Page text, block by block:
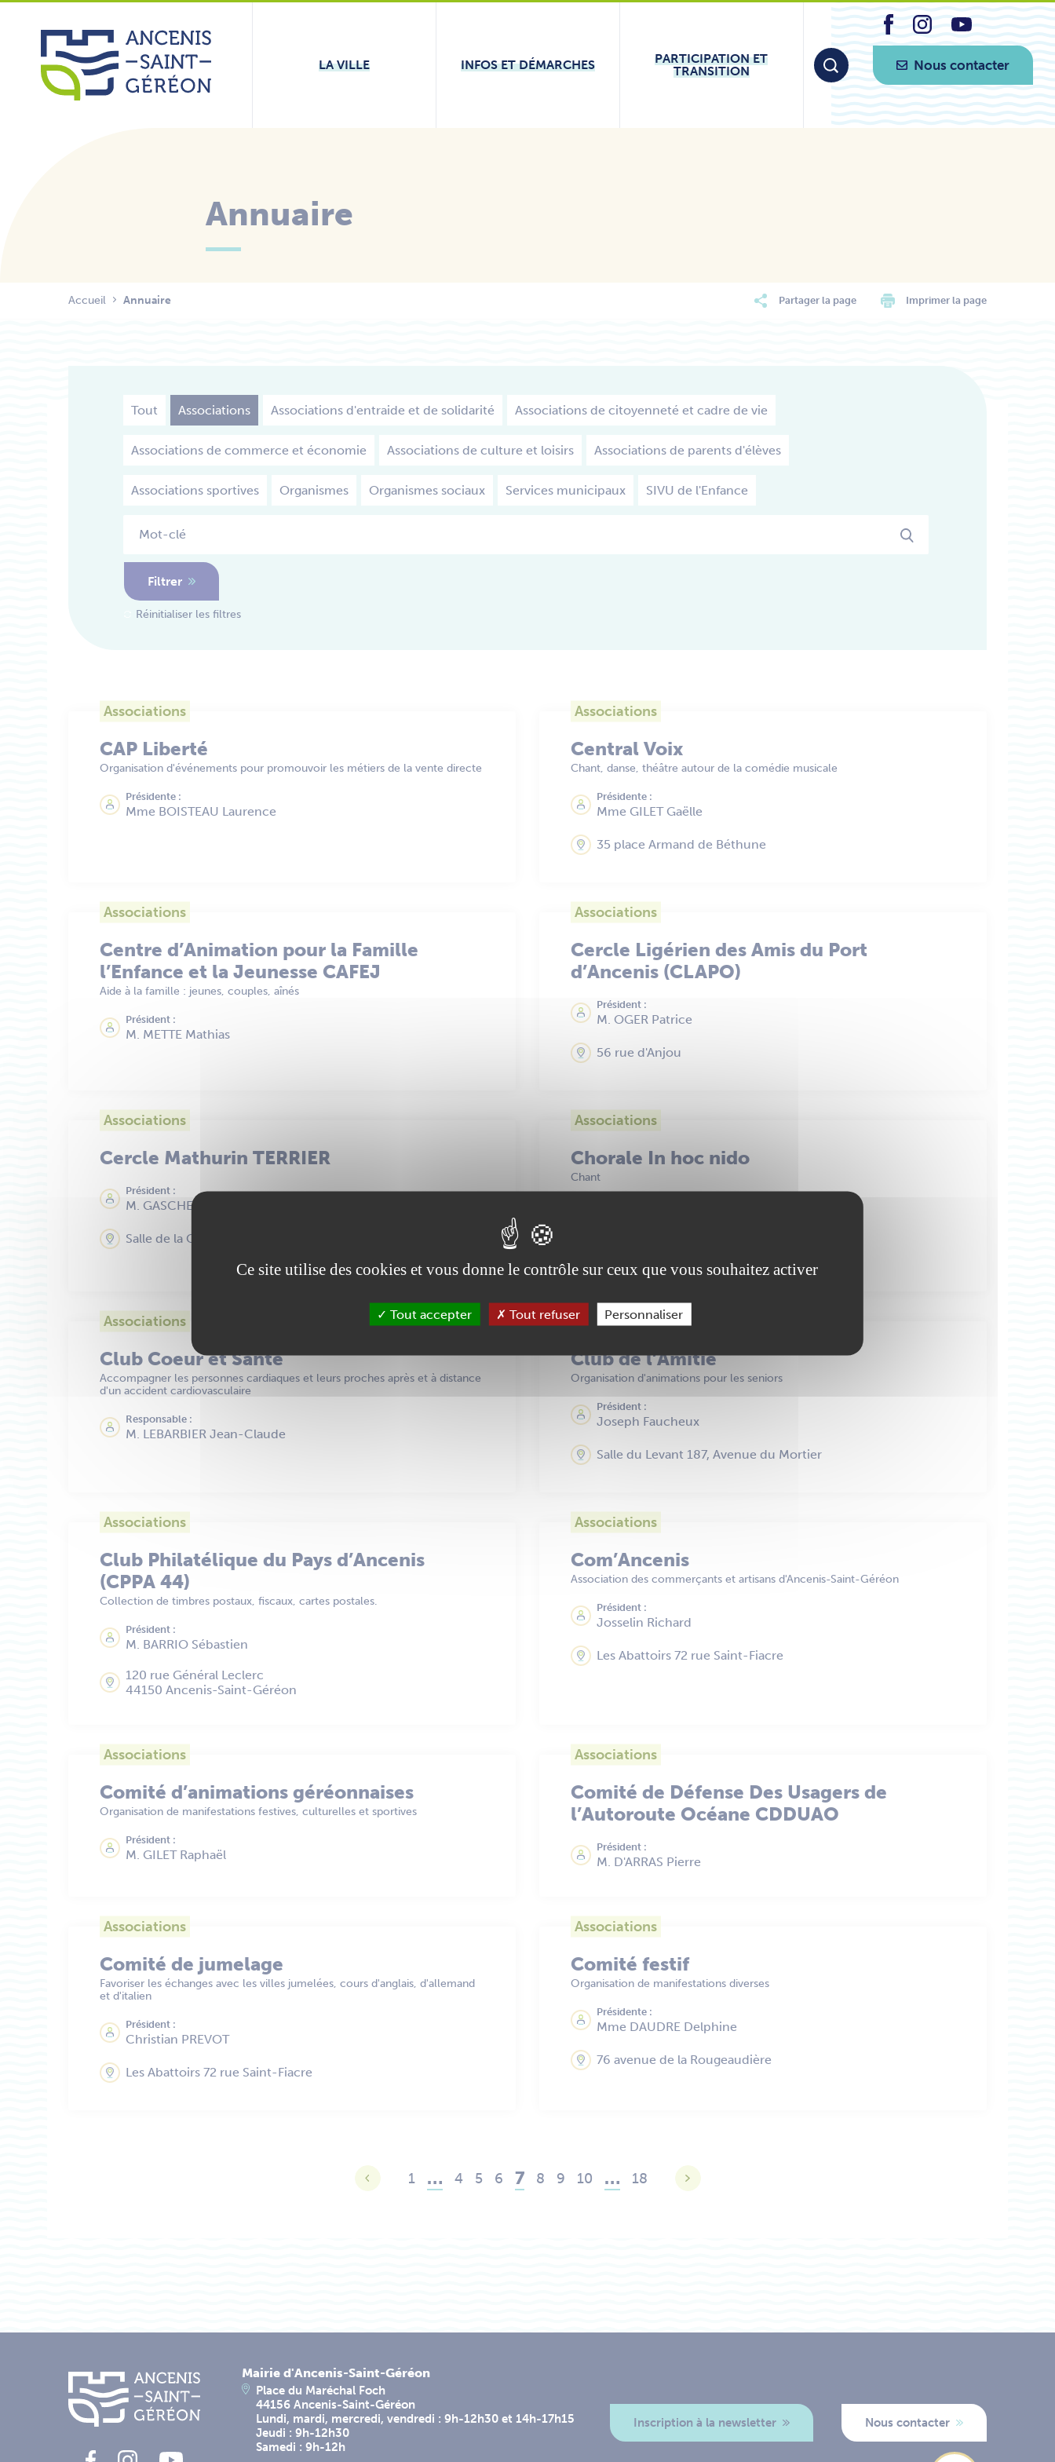
Aller
contenu
LA VILLE
INFOS ET DÉMARCHES
PARTICIPATION ET
TRANSITION
Nous contacter
Annuaire
Accueil Annuaire Partager la page Imprimer la page
Tout Associations Associations d'entraide et de solidarité Associations de citoyenneté et cadre de vie
Associations de commerce et économie Associations de culture et loisirs Associations de parents d'élèves
Associations sportives Organismes Organismes sociaux Services municipaux SIVU de l'Enfance
Filtrer
Réinitialiser les filtres
Associations
CAP Liberté
Organisation d'événements pour promouvoir les métiers de la vente directe
Présidente :
Mme BOISTEAU Laurence
Associations
Central Voix
Chant, danse, théâtre autour de la comédie musicale
Présidente :
Mme GILET Gaëlle
35 place Armand de Béthune
Associations
Centre d’Animation pour la Famille
l’Enfance et la Jeunesse CAFEJ
Aide à la famille : jeunes, couples, aînés
Président :
M. METTE Mathias
Associations
Cercle Ligérien des Amis du Port
d’Ancenis (CLAPO)
Président :
M. OGER Patrice
56 rue d'Anjou
Associations
Cercle Mathurin TERRIER
Président :
M. GASCHET Guy
Salle de la Corderie 62 rue Alexis Carrel
Associations
Chorale In hoc nido
Chant
Associations
Club Coeur et Santé
Accompagner les personnes cardiaques et leurs proches après et à distance
d'un accident cardiovasculaire
Responsable :
M. LEBARBIER Jean-Claude
Associations
Club de l’Amitié
Organisation d'animations pour les seniors
Président :
Joseph Faucheux
Salle du Levant 187, Avenue du Mortier
Associations
Club Philatélique du Pays d’Ancenis
(CPPA 44)
Collection de timbres postaux, fiscaux, cartes postales.
Président :
M. BARRIO Sébastien
120 rue Général Leclerc
44150 Ancenis-Saint-Géréon
Associations
Com’Ancenis
Association des commerçants et artisans d'Ancenis-Saint-Géréon
Président :
Josselin Richard
Les Abattoirs 72 rue Saint-Fiacre
Associations
Comité d’animations géréonnaises
Organisation de manifestations festives, culturelles et sportives
Président :
M. GILET Raphaël
Associations
Comité de Défense Des Usagers de
l’Autoroute Océane CDDUAO
Président :
M. D'ARRAS Pierre
Associations
Comité de jumelage
Favoriser les échanges avec les villes jumelées, cours d'anglais, d'allemand
et d'italien
Président :
Christian PREVOT
Les Abattoirs 72 rue Saint-Fiacre
Associations
Comité festif
Organisation de manifestations diverses
Présidente :
Mme DAUDRE Delphine
76 avenue de la Rougeaudière
1 … 4 5 6 7 8 9 10 … 18
Mairie d'Ancenis-Saint-Géréon
Place du Maréchal Foch
44156 Ancenis-Saint-Géréon
Lundi, mardi, mercredi, vendredi : 9h-12h30 et 14h-17h15
Jeudi : 9h-12h30
Samedi : 9h-12h
Inscription à la newsletter Nous contacter
Panneau de gestion des cookies
Ce site utilise des cookies et vous donne le contrôle sur ceux que vous souhaitez activer
Tout accepter Tout refuser Personnaliser